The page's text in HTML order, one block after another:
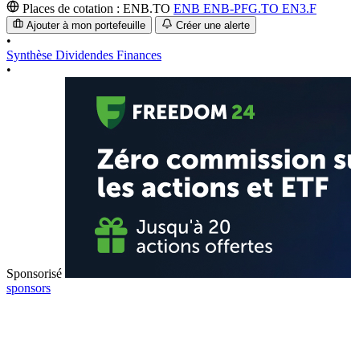
Places de cotation : ENB.TO ENB ENB-PFG.TO EN3.F
Ajouter à mon portefeuille Créer une alerte
•
Synthèse Dividendes Finances
•
Sponsorisé
sponsors